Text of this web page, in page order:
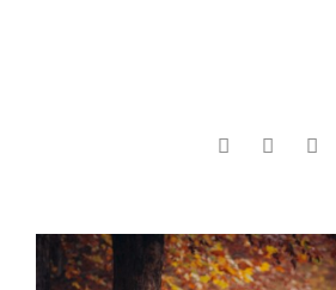
  